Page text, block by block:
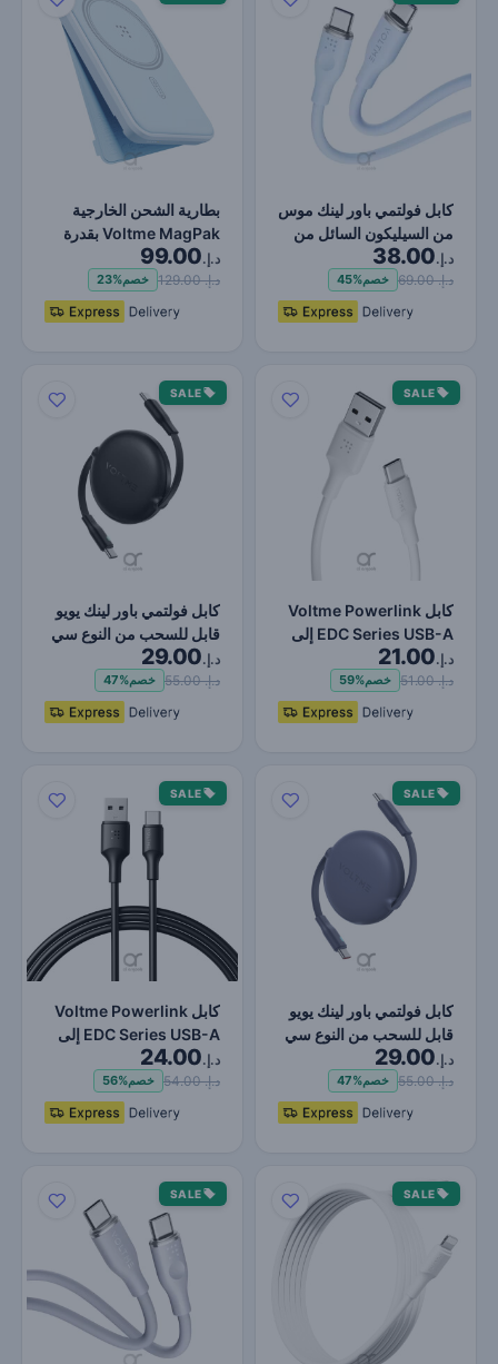
كابل فولتمي باور لينك موس
من السيليكون السائل من
النوع C إلى الن…
د.إ.38.00
د.إ. 69.00 خصم45%
بطارية الشحن الخارجية
Voltme MagPak بقدرة
5000 مللي أمبير في
الس…
د.إ.99.00
د.إ. 129.00 خصم23%
SALE
كابل Voltme Powerlink
EDC Series USB-A إلى
Type-C شحن فائق
السرع…
د.إ.21.00
د.إ. 51.00 خصم59%
SALE
كابل فولتمي باور لينك يويو
قابل للسحب من النوع سي
إلى النوع سي -…
د.إ.29.00
د.إ. 55.00 خصم47%
SALE
كابل فولتمي باور لينك يويو
قابل للسحب من النوع سي
إلى النوع سي -…
د.إ.29.00
د.إ. 55.00 خصم47%
SALE
كابل Voltme Powerlink
EDC Series USB-A إلى
فائ…
د.إ.24.00
د.إ. 54.00 خصم56%
SALE
SALE